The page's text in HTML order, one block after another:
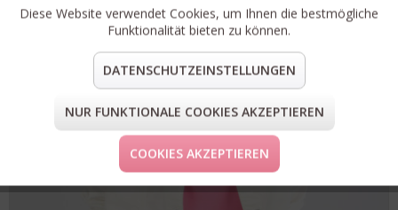
Diese Website verwendet Cookies, um Ihnen die bestmögliche
Funktionalität bieten zu können.
DATENSCHUTZEINSTELLUNGEN
NUR FUNKTIONALE COOKIES AKZEPTIEREN
COOKIES AKZEPTIEREN